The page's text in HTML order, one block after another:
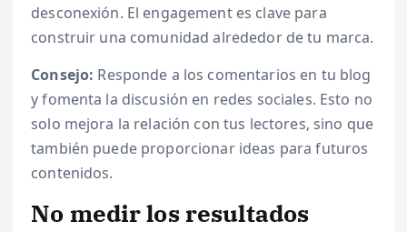
desconexión. El engagement es clave para
construir una comunidad alrededor de tu marca.
Consejo: Responde a los comentarios en tu blog
y fomenta la discusión en redes sociales. Esto no
solo mejora la relación con tus lectores, sino que
también puede proporcionar ideas para futuros
contenidos.
No medir los resultados